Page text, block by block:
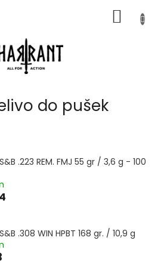
CART
do pušek
.223 REM. FMJ 55 gr / 3,6 g - 100
.308 WIN HPBT 168 gr. / 10,9 g